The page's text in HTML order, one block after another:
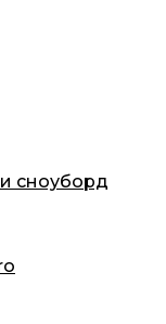
сноуборд